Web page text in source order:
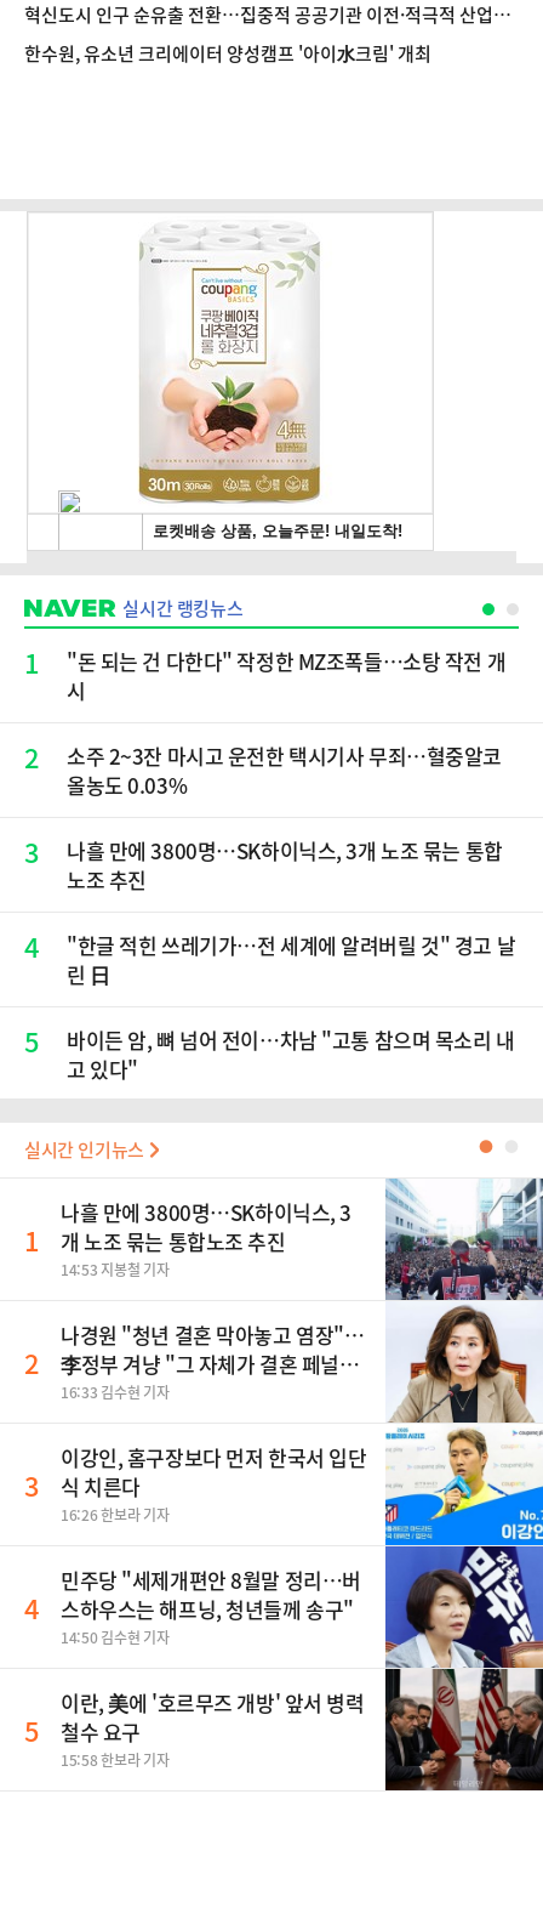
혁신도시 인구 순유출 전환…집중적 공공기관 이전·적극적 산업정
책 필요
한수원, 유소년 크리에이터 양성캠프 '아이水크림' 개최
실시간 랭킹뉴스
1
"돈 되는 건 다한다" 작정한 MZ조폭들…소탕 작전 개
시
2
소주 2~3잔 마시고 운전한 택시기사 무죄…혈중알코
올농도 0.03%
3
나흘 만에 3800명…SK하이닉스, 3개 노조 묶는 통합
노조 추진
4
"한글 적힌 쓰레기가…전 세계에 알려버릴 것" 경고 날
린 日
5
바이든 암, 뼈 넘어 전이…차남 "고통 참으며 목소리 내
고 있다"
실시간 인기뉴스 ●
1
나흘 만에 3800명…SK하이닉스, 3
개 노조 묶는 통합노조 추진
14:53 지봉철 기자
2
나경원 "청년 결혼 막아놓고 염장"…
李정부 겨냥 "그 자체가 결혼 페널
티"
16:33 김수현 기자
3
이강인, 홈구장보다 먼저 한국서 입단
식 치른다
16:26 한보라 기자
4
민주당 "세제개편안 8월말 정리…버
스하우스는 해프닝, 청년들께 송구"
14:50 김수현 기자
5
이란, 美에 '호르무즈 개방' 앞서 병력
철수 요구
15:58 한보라 기자